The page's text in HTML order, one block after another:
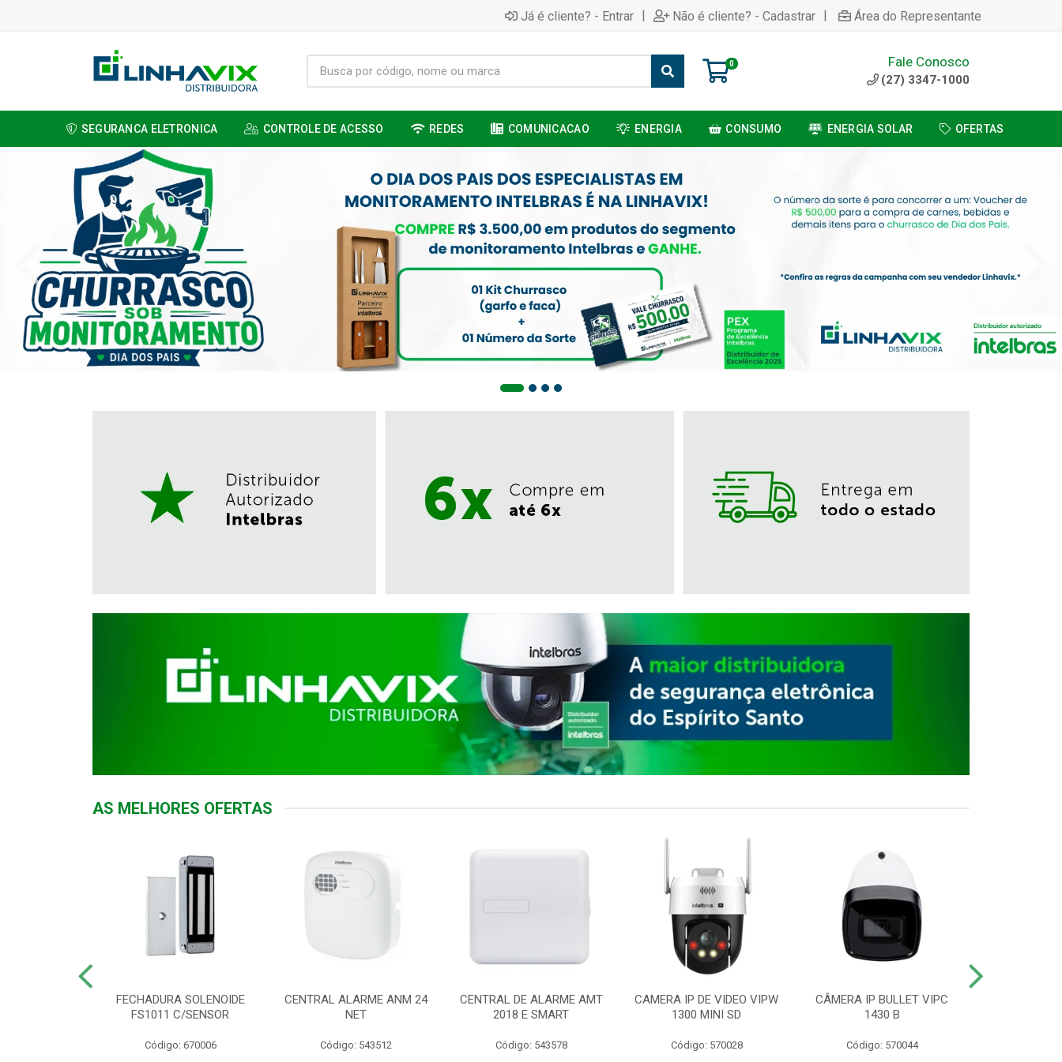
Já é cliente? - Entrar | Não é cliente? - Cadastrar | Área do Representante
0 Fale Conosco
(27) 3347-1000
SEGURANCA ELETRONICA CONTROLE DE ACESSO REDES COMUNICACAO ENERGIA CONSUMO ENERGIA SOLAR OFERTAS
AS MELHORES OFERTAS
FECHADURA SOLENOIDE
FS1011 C/SENSOR
Código: 670006
CENTRAL ALARME ANM 24
NET
Código: 543512
CENTRAL DE ALARME AMT
2018 E SMART
Código: 543578
CAMERA IP DE VIDEO VIPW
1300 MINI SD
Código: 570028
CÂMERA IP BULLET VIPC
1430 B
Código: 570044